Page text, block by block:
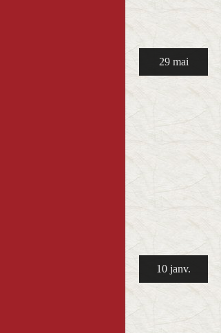
29 mai
10 janv.